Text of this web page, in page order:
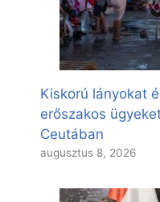
Kiskorú lányokat
erőszakos
Ceutában
augusztus 8, 2026